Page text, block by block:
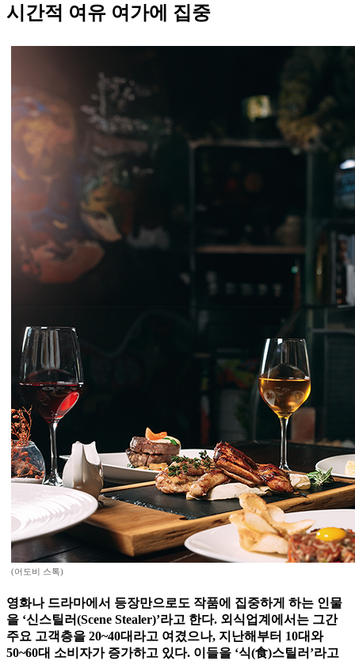
시간적 여유 여가에 집중
(어도비 스톡)
영화나 드라마에서 등장만으로도 작품에 집중하게 하는 인물
을 ‘신스틸러(Scene Stealer)’라고 한다. 외식업계에서는 그간
주요 고객층을 20~40대라고 여겼으나, 지난해부터 10대와
50~60대 소비자가 증가하고 있다. 이들을 ‘식(食)스틸러’라고